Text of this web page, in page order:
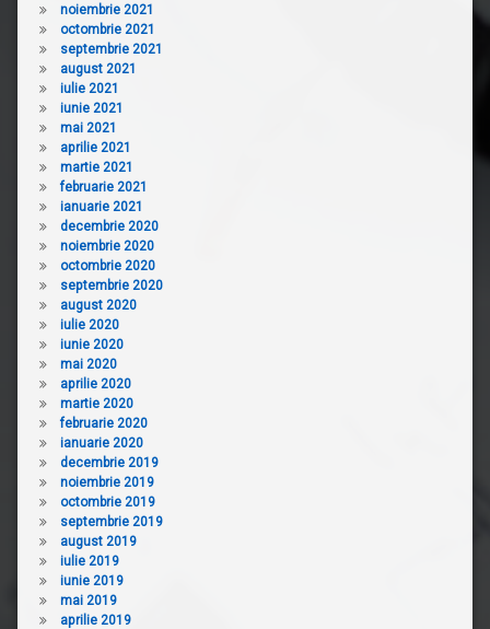
noiembrie 2021
octombrie 2021
septembrie 2021
august 2021
iulie 2021
iunie 2021
mai 2021
aprilie 2021
martie 2021
februarie 2021
ianuarie 2021
decembrie 2020
noiembrie 2020
octombrie 2020
septembrie 2020
august 2020
iulie 2020
iunie 2020
mai 2020
aprilie 2020
martie 2020
februarie 2020
ianuarie 2020
decembrie 2019
noiembrie 2019
octombrie 2019
septembrie 2019
august 2019
iulie 2019
iunie 2019
mai 2019
aprilie 2019